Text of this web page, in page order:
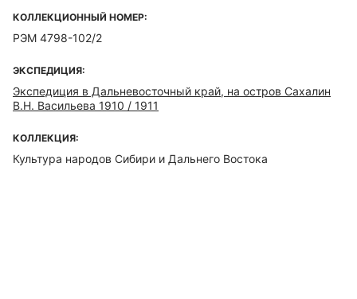
КОЛЛЕКЦИОННЫЙ НОМЕР:
РЭМ 4798-102/2
ЭКСПЕДИЦИЯ:
Экспедиция в Дальневосточный край, на остров Сахалин
В.Н. Васильева 1910 / 1911
КОЛЛЕКЦИЯ:
Культура народов Сибири и Дальнего Востока